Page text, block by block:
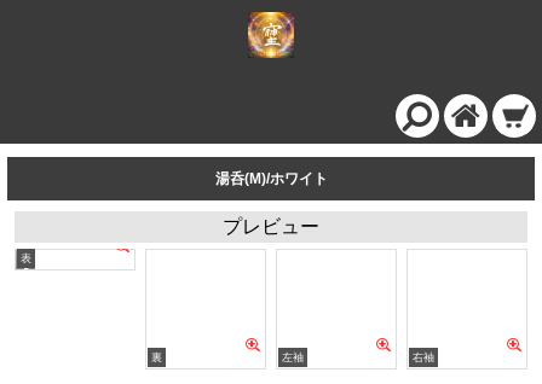
湯呑(M)/ホワイト
プレビュー